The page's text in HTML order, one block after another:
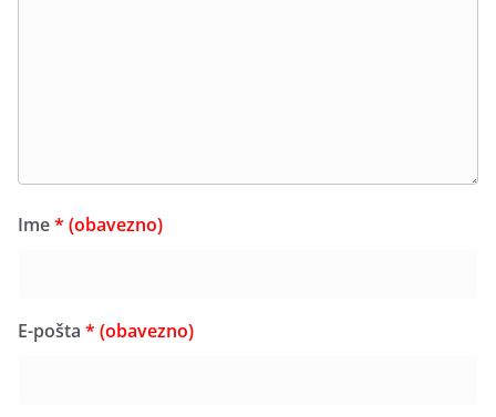
Ime* (obavezno)
E-pošta * (obavezno)